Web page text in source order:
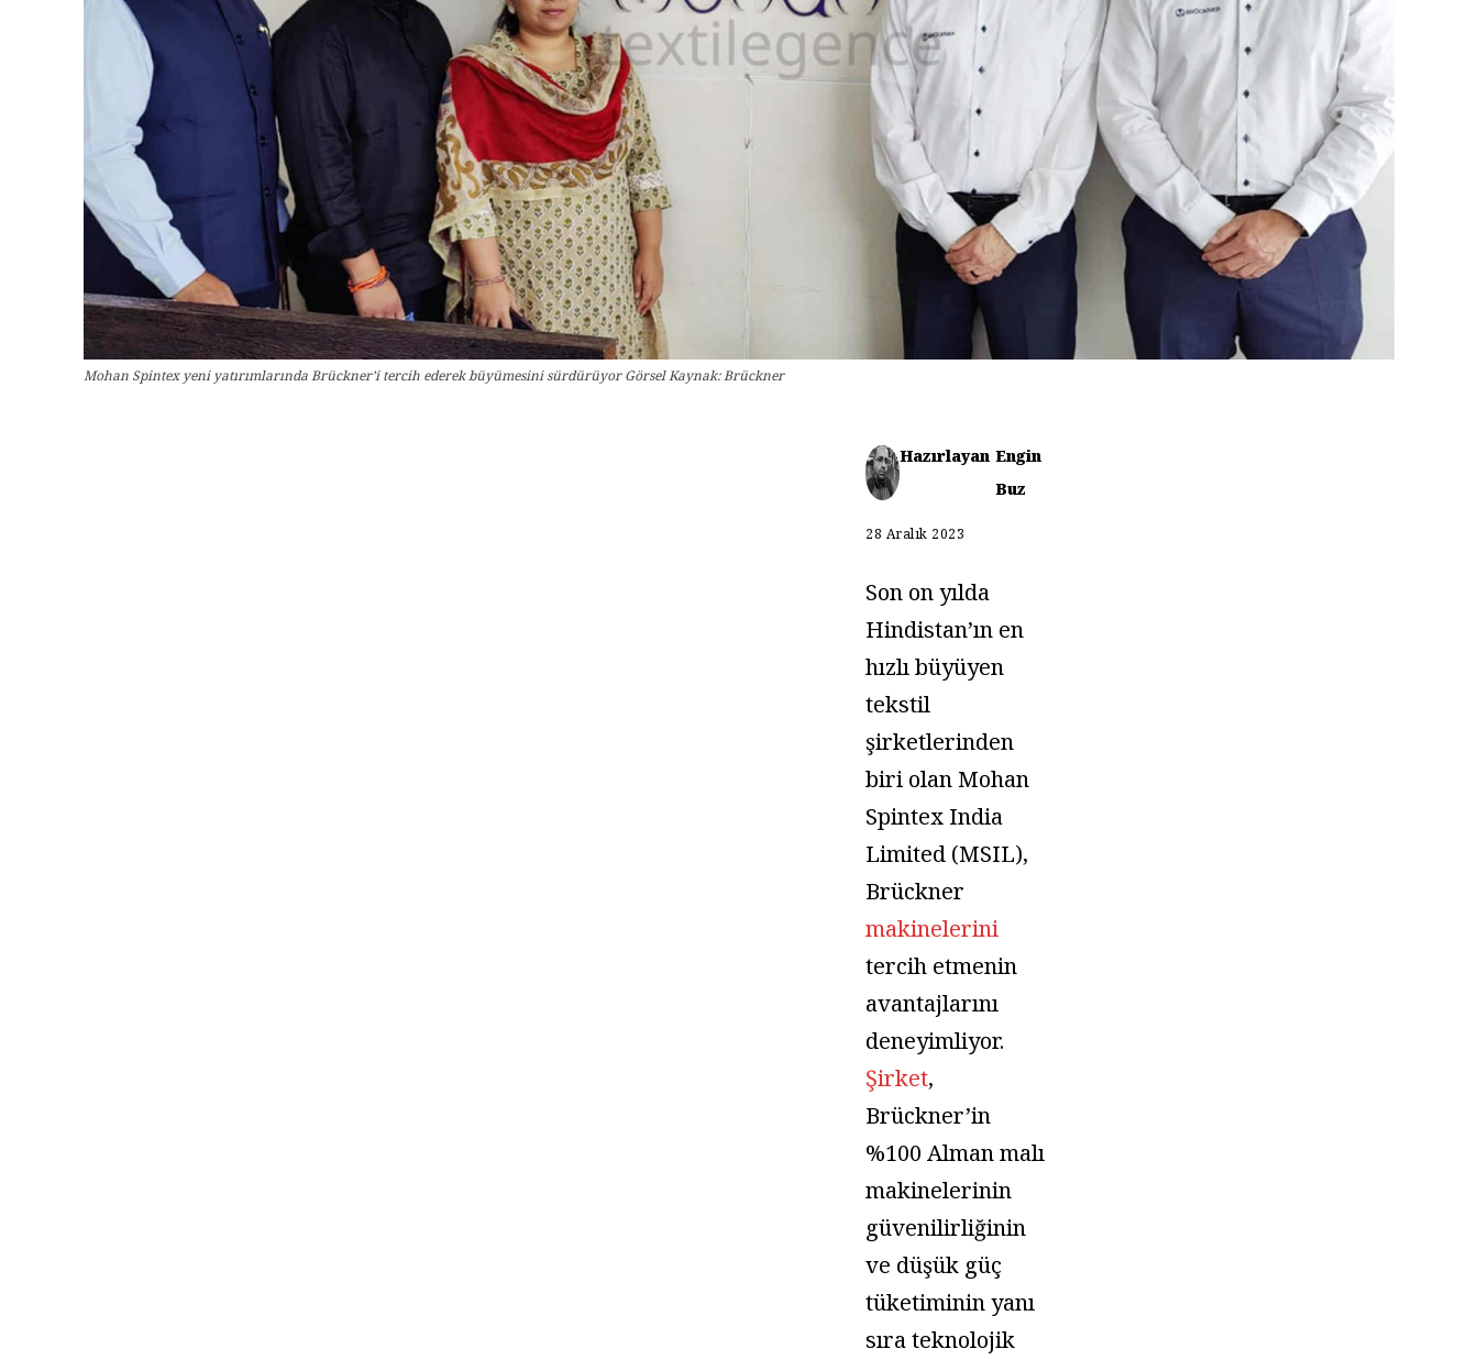
Mohan Spintex yeni yatırımlarında Brückner’i tercih ederek büyümesini sürdürüyor Görsel Kaynak: Brückner
Hazırlayan Engin
Buz
28 Aralık 2023
Son on yılda
Hindistan’ın en
hızlı büyüyen
tekstil
şirketlerinden
biri olan Mohan
Spintex India
Limited (MSIL),
Brückner
makinelerini
tercih etmenin
avantajlarını
deneyimliyor.
Şirket,
Brückner’in
%100 Alman malı
makinelerinin
güvenilirliğinin
ve düşük güç
tüketiminin yanı
sıra teknolojik